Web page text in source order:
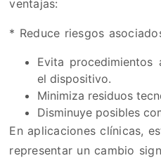
ventajas:
* Reduce riesgos
Evita procedimientos
el dispositivo.
Minimiza residuos
Disminuye posibles
En aplicaciones clínicas,
representar un cambio